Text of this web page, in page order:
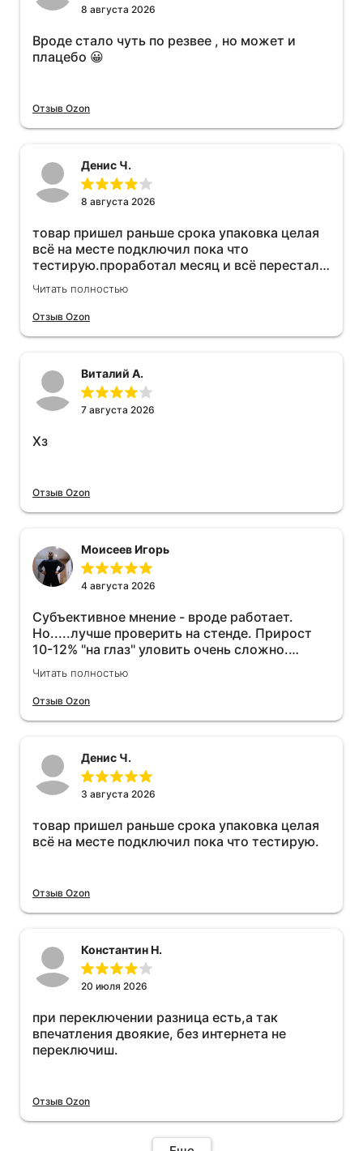
8 августа 2026
Вроде стало чуть по резвее , но может и
плацебо 😀
Отзыв Ozon
Денис Ч.
8 августа 2026
товар пришел раньше срока упаковка целая
всё на месте подключил пока что
тестирую.проработал месяц и всё перестал
работать прибавился расход топлива , очень
жаль деньги на ветер
Читать полностью
Отзыв Ozon
Виталий А.
7 августа 2026
Хз
Отзыв Ozon
Моисеев Игорь
4 августа 2026
Субъективное мнение - вроде работает.
Но.....лучше проверить на стенде. Прирост
10-12% "на глаз" уловить очень сложно.
Покатаюсь, потом отключу и посмотрю, что
будет 😁.
Читать полностью
Отзыв Ozon
Денис Ч.
3 августа 2026
товар пришел раньше срока упаковка целая
всё на месте подключил пока что тестирую.
Отзыв Ozon
Константин Н.
20 июля 2026
при переключении разница есть,а так
впечатления двоякие, без интернета не
переключиш.
Отзыв Ozon